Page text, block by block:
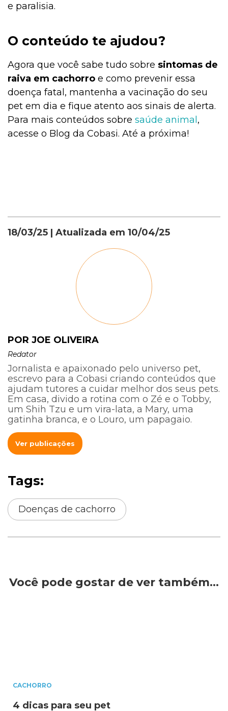
e paralisia.
O conteúdo te ajudou?
Agora que você sabe tudo sobre sintomas de
raiva em cachorro e como prevenir essa
doença fatal, mantenha a vacinação do seu
pet em dia e fique atento aos sinais de alerta.
Para mais conteúdos sobre saúde animal,
acesse o Blog da Cobasi. Até a próxima!
18/03/25 | Atualizada em 10/04/25
POR JOE OLIVEIRA
Redator
Jornalista e apaixonado pelo universo pet,
escrevo para a Cobasi criando conteúdos que
ajudam tutores a cuidar melhor dos seus pets.
Em casa, divido a rotina com o Zé e o Tobby,
um Shih Tzu e um vira-lata, a Mary, uma
gatinha branca, e o Louro, um papagaio.
Ver publicações
Tags:
Doenças de cachorro
Você pode gostar de ver também…
CACHORRO
4 dicas para seu pet